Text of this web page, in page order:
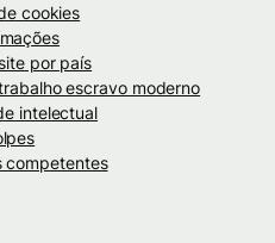
cookies
por país
escravo moderno
intelectual
competentes